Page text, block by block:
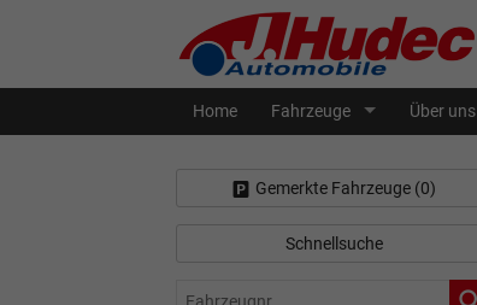
Home Fahrzeuge Über uns
Gemerkte Fahrzeuge (0)
Schnellsuche
Fahrzeugnr.